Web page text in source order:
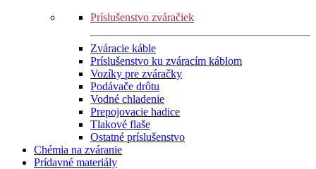
Príslušenstvo zváračiek
Zváracie káble
Príslušenstvo ku zváracím káblom
Vozíky pre zváračky
Podávače drôtu
Vodné chladenie
Prepojovacie hadice
Tlakové flaše
Ostatné príslušenstvo
Chémia na zváranie
Prídavné materiály